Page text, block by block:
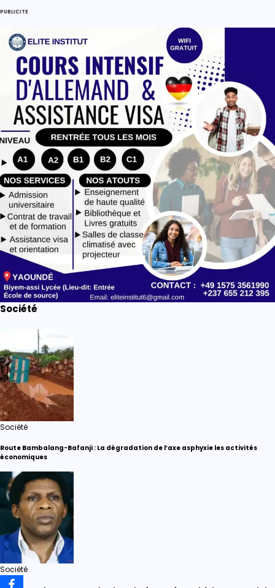
PUBLICITE
Société
Société
Route Bambalang-Bafanji : La dégradation de l’axe asphyxie les activités
économiques
Société